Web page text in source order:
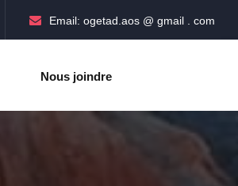
Email: ogetad.aos @ gmail . com
Nous joindre